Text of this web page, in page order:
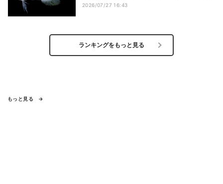
2026/07/27 16:43
ランキングをもっと見る
もっと見る